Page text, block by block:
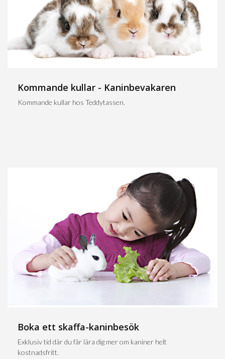
Kommande kullar - Kaninbevakaren
Kommande kullar hos Teddytassen.
Boka ett skaffa-kaninbesök
Exklusiv tid där du får lära dig mer om kaniner helt
kostnadsfritt.